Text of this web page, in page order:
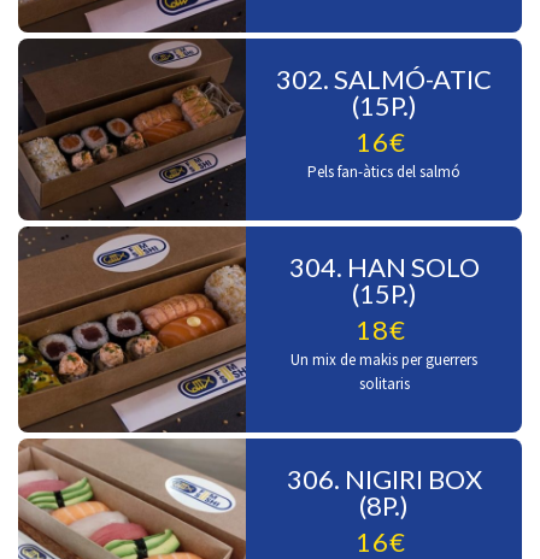
302. SALMÓ-ATIC
(15P.)
16€
Pels fan-àtics del salmó
304. HAN SOLO
(15P.)
18€
Un mix de makis per guerrers
solitaris
306. NIGIRI BOX
(8P.)
16€